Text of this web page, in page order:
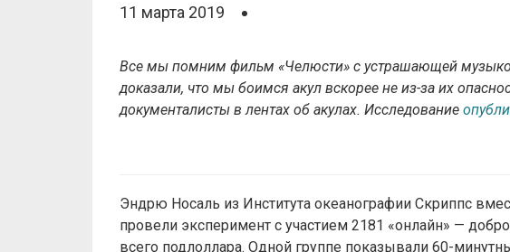
11 марта 2019
Все мы помним фильм «Челюсти» с устрашающей
доказали, что мы боимся акул вскорее не из-за их
документалисты в лентах об акулах. Исследование
Эндрю Носаль из Института океанографии Скриппс
провели эксперимент с участием 2181 «онлайн» —
всего подлоллара. Одной группе показывали 60-